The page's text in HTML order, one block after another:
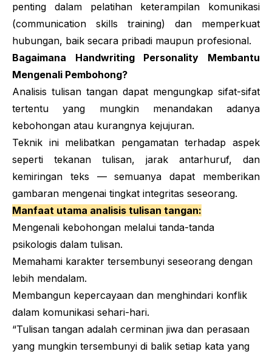
penting dalam pelatihan keterampilan komunikasi
(communication skills training) dan memperkuat
hubungan, baik secara pribadi maupun profesional.
Bagaimana Handwriting Personality Membantu
Mengenali Pembohong?
Analisis tulisan tangan dapat mengungkap sifat-sifat
tertentu yang mungkin menandakan adanya
kebohongan atau kurangnya kejujuran.
Teknik ini melibatkan pengamatan terhadap aspek
seperti tekanan tulisan, jarak antarhuruf, dan
kemiringan teks — semuanya dapat memberikan
gambaran mengenai tingkat integritas seseorang.
Manfaat utama analisis tulisan tangan:
Mengenali kebohongan melalui tanda-tanda
psikologis dalam tulisan.
Memahami karakter tersembunyi seseorang dengan
lebih mendalam.
Membangun kepercayaan dan menghindari konflik
dalam komunikasi sehari-hari.
“Tulisan tangan adalah cerminan jiwa dan perasaan
yang mungkin tersembunyi di balik setiap kata yang